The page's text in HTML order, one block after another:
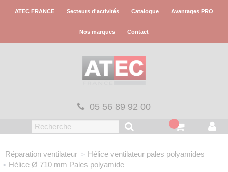
ATEC FRANCE Secteurs d'activités Catalogue Avantages PRO
Nos marques Contact
05 56 89 92 00
Réparation ventilateur
Hélice ventilateur pales polyamides
Hélice Ø 710 mm Pales polyamide